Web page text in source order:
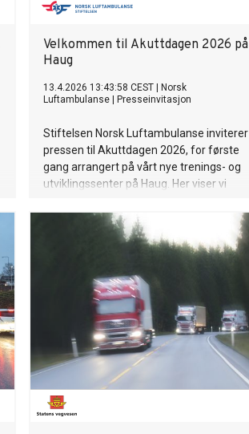
Velkommen til Akuttdagen 2026 på
Haug
13.4.2026 13:43:58 CEST
Norsk
Luftambulanse
Presseinvitasjon
Stiftelsen Norsk Luftambulanse inviterer
pressen til Akuttdagen 2026, for første
gang arrangert på vårt nye trenings- og
utviklingssenter på Haug. Her viser vi
og hvilke ferdigheter som er avgjørende i
de første kritiske minuttene før
profesjonell hjelp kommer frem.